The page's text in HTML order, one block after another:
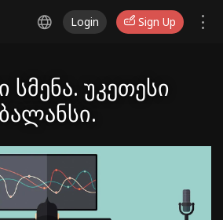
Login Sign Up
სმენა. უკეთესი
ბალანსი.